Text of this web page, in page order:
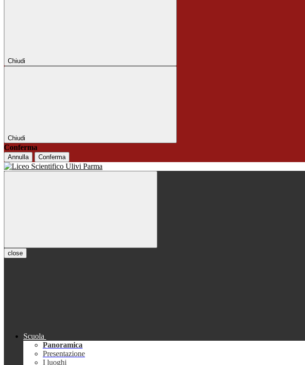
Chiudi
Chiudi
Conferma
Annulla Conferma
close
Scuola
Panoramica
Presentazione
I luoghi